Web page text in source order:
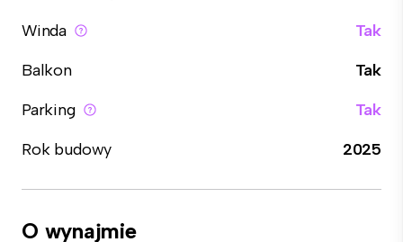
Winda
Tak
Balkon
Tak
Parking
Tak
Rok budowy
2025
O wynajmie